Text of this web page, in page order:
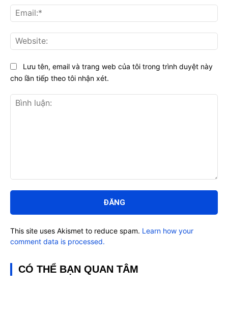
luận:
Lưu tên, email và trang web của tôi trong trình duyệt này
cho lần tiếp theo tôi nhận xét.
This site uses Akismet to reduce spam. Learn how your
comment data is processed.
CÓ THỂ BẠN QUAN TÂM